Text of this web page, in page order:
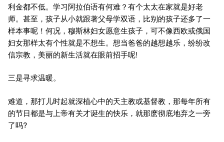
利金都不低。学习阿拉伯语有何难？有个太太在家就是好老
师。甚至，孩子从小就跟著父母学双语，比别的孩子还多了一
样本事呢！何况，穆斯林妇女愿意生孩子，可不像西欧或俄国
妇女那样太有个性就是不想生。想当爸爸的越想越乐，纷纷改
信宗教，美丽的新生活就在眼前招手呢!
三是寻求温暖。
难道，那打儿时起就深植心中的天主教或基督教，那每年所有
的节日都是与上帝有关才诞生的快乐，就那麽彻底地弃之一旁
了吗?